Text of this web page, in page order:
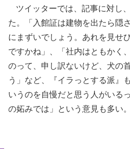
ツイッターでは、記事に対し
た。「入館証は建物を出たら隠
にまずいでしょう。あれを見せ
ですかね」、「社内はともかく
のって、申し訳ないけど、犬の
う」など、『イラっとする派』
いうのを自慢だと思う人がいる
の妬みでは」という意見も多い。